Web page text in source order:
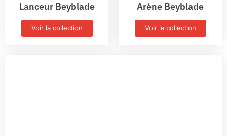
Lanceur Beyblade
Voir la collection
Arène Beyblade
Voir la collection